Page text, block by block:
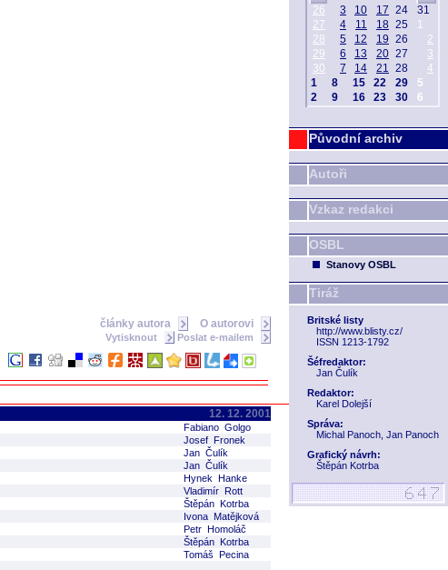
Původní archiv
Autoři
Vzkaz redakci
OSBL
Stanovy OSBL
Tiráž
Britské listy
http://www.blisty.cz/
ISSN 1213-1792
Šéfredaktor:
Jan Čulík
Redaktor:
Karel Dolejší
Správa:
Michal Panoch, Jan Panoch
Grafický návrh:
Štěpán Kotrba
články autora O autorovi
Vytisknout Poslat e-mailem
12. 12. 2001
Fabiano Golgo
Josef Fronek
Jan Čulík
Jan Čulík
Hynek Hanke
Vladimír Rott
Štěpán Kotrba
Ivona Matějková
Petr Homoláč
Štěpán Kotrba
Tomáš Pecina